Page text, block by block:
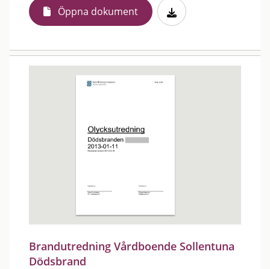
Öppna dokument
Brandutredning Vårdboende Sollentuna
Dödsbrand